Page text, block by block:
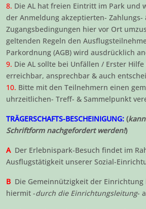
8. Die AL hat freien Eintritt im Park und
der Anmeldung akzeptierten- Zahlungs-
Zugangsbedingungen hier vor Ort
geltenden Regeln den
Parkordnung (AGB) wird ausdrücklich
9. Die AL sollte bei Unfällen / Erster
erreichbar, ansprechbar & auch
10. Bitte mit den Teilnehmern einen
uhrzeitlichen- Treff- & Sammelpunkt
TRÄGERSCHAFTS-BESCHEINIGUNG: (
Schriftform nachgefordert werden!)
ADer Erlebnispark-Besuch findet im
Ausflugstätigkeit unserer Sozial-
B Die Gemeinnützigkeit der
hiermit -durch die Einrichtungsleitung-